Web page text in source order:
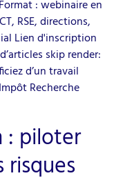
: webinaire en
RSE, directions,
Lien d'inscription
skip render:
d’un travail
Recherche
: piloter
risques